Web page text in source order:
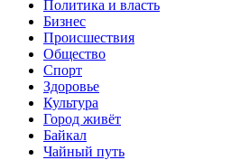
Политика и власть
Бизнес
Происшествия
Общество
Cпорт
Здоровье
Культура
Город живёт
Байкал
Чайный путь